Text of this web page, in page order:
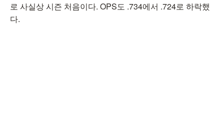
로 사실상 시즌 처음이다. OPS도 .734에서 .724로 하락했
다.